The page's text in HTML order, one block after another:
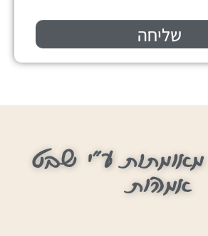
שליחה
מאומתות ע"י שבט
אמהות